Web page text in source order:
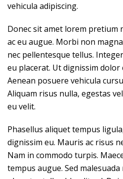
vehicula adipiscing.
Donec sit amet lorem pretium
ac eu augue. Morbi non
nec pellentesque tellus.
eu placerat. Ut dignissim
Aenean posuere vehicula
Aliquam risus nulla, egestas
eu velit.
Phasellus aliquet tempus
dignissim eu. Mauris ac risus
Nam in commodo turpis.
tempus augue. Sed